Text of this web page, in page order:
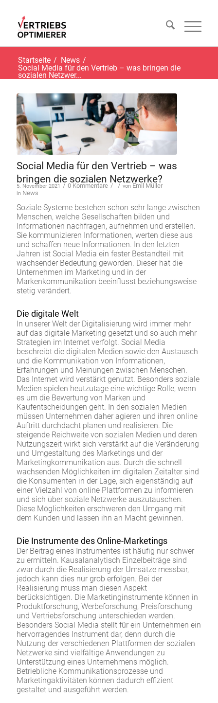
Startseite / News /
Social Media für den Vertrieb – was bringen die
sozialen Netzwer...
Social Media für den Vertrieb – was
bringen die sozialen Netzwerke?
5. November 2021 / 0 Kommentare /
in News
/ von Emil Müller
Soziale Systeme bestehen schon sehr lange zwischen
Menschen, welche Gesellschaften bilden und
Informationen nachfragen, aufnehmen und erstellen.
Sie kommunizieren Informationen, werten diese aus
und schaffen neue Informationen. In den letzten
Jahren ist Social Media ein fester Bestandteil mit
wachsender Bedeutung geworden. Dieser hat die
Unternehmen im Marketing und in der
Markenkommunikation beeinflusst beziehungsweise
stetig verändert.
Die digitale Welt
In unserer Welt der Digitalisierung wird immer mehr
auf das digitale Marketing gesetzt und so auch mehr
Strategien im Internet verfolgt. Social Media
beschreibt die digitalen Medien sowie den Austausch
und die Kommunikation von Informationen,
Erfahrungen und Meinungen zwischen Menschen.
Das Internet wird verstärkt genutzt. Besonders soziale
Medien spielen heutzutage eine wichtige Rolle, wenn
es um die Bewertung von Marken und
Kaufentscheidungen geht. In den sozialen Medien
müssen Unternehmen daher agieren und ihren online
Auftritt durchdacht planen und realisieren. Die
steigende Reichweite von sozialen Medien und deren
Nutzungszeit wirkt sich verstärkt auf die Veränderung
und Umgestaltung des Marketings und der
Marketingkommunikation aus. Durch die schnell
wachsenden Möglichkeiten im digitalen Zeitalter sind
die Konsumenten in der Lage, sich eigenständig auf
einer Vielzahl von online Plattformen zu informieren
und sich über soziale Netzwerke auszutauschen.
Diese Möglichkeiten erschweren den Umgang mit
dem Kunden und lassen ihn an Macht gewinnen.
Die Instrumente des Online-Marketings
Der Beitrag eines Instrumentes ist häufig nur schwer
zu ermitteln. Kausalanalytisch Einzelbeiträge sind
zwar durch die Realisierung der Umsätze messbar,
jedoch kann dies nur grob erfolgen. Bei der
Realisierung muss man diesen Aspekt
berücksichtigen. Die Marketinginstrumente können in
Produktforschung, Werbeforschung, Preisforschung
und Vertriebsforschung unterschieden werden.
Besonders Social Media stellt für ein Unternehmen ein
hervorragendes Instrument dar, denn durch die
Nutzung der verschiedenen Plattformen der sozialen
Netzwerke sind vielfältige Anwendungen zu
Unterstützung eines Unternehmens möglich.
Betriebliche Kommunikationsprozesse und
Marketingaktivitäten können dadurch effizient
gestaltet und ausgeführt werden.